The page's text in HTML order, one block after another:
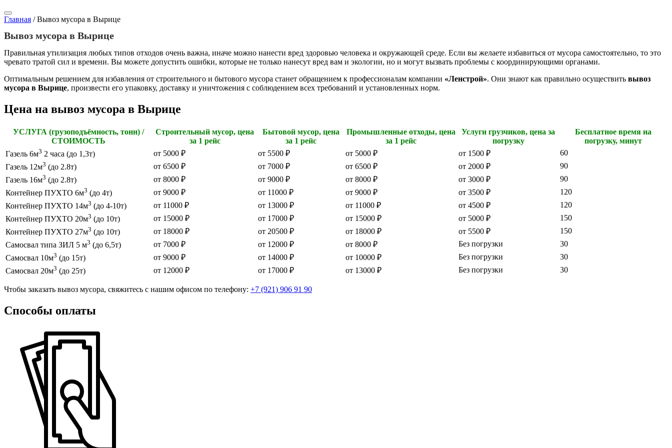
Главная /Вывоз мусора в Вырице
Вывоз мусора в Вырице
Правильная утилизация любых типов отходов очень важна, иначе можно нанести вред здоровью человека и окружающей среде. Если вы желаете избавиться от мусора самостоятельно, то это
чревато тратой сил и времени. Вы можете допустить ошибки, которые не только нанесут вред вам и экологии, но и могут вызвать проблемы с координирующими органами.
Оптимальным решением для избавления от строительного и бытового мусора станет обращением к профессионалам компании «Ленстрой». Они знают как правильно осуществить вывоз
мусора в Вырице, произвести его упаковку, доставку и уничтожения с соблюдением всех требований и установленных норм.
Цена на вывоз мусора в Вырице
УСЛУГА (грузоподъёмность, тонн) /
СТОИМОСТЬ
Строительный мусор, цена
за 1 рейс
Бытовой мусор, цена
за 1 рейс
Промышленные отходы, цена
за 1 рейс
Услуги грузчиков, цена за
погрузку
Бесплатное время на
погрузку, минут
Газель 6м3 2 часа (до 1,3т) от 5000 ₽ от 5500 ₽ от 5000 ₽ от 1500 ₽
60
Газель 12м3 (до 2.8т) от 6500 ₽ от 7000 ₽ от 6500 ₽ от 2000 ₽
90
Газель 16м3 (до 2.8т) от 8000 ₽ от 9000 ₽ от 8000 ₽ от 3000 ₽
90
Контейнер ПУХТО 6м3 (до 4т) от 9000 ₽ от 11000 ₽ от 9000 ₽ от 3500 ₽
120
Контейнер ПУХТО 14м3 (до 4-10т) от 11000 ₽ от 13000 ₽ от 11000 ₽ от 4500 ₽
120
Контейнер ПУХТО 20м3 (до 10т) от 15000 ₽ от 17000 ₽ от 15000 ₽ от 5000 ₽
150
Контейнер ПУХТО 27м3 (до 10т) от 18000 ₽ от 20500 ₽ от 18000 ₽ от 5500 ₽
150
Самосвал типа ЗИЛ 5 м3 (до 6,5т) от 7000 ₽ от 12000 ₽ от 8000 ₽ Без погрузки
30
Самосвал 10м3 (до 15т) от 9000 ₽ от 14000 ₽ от 10000 ₽ Без погрузки
30
Самосвал 20м3 (до 25т) от 12000 ₽ от 17000 ₽ от 13000 ₽ Без погрузки 30
Чтобы заказать вывоз мусора, свяжитесь с нашим офисом по телефону: +7 (921) 906 91 90
Способы оплаты